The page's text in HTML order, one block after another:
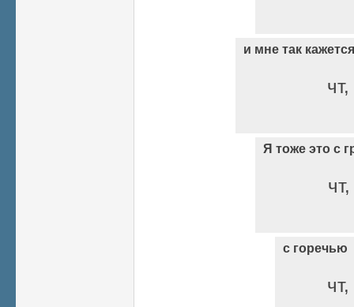
и мне так
Я тоже это с
с горечью